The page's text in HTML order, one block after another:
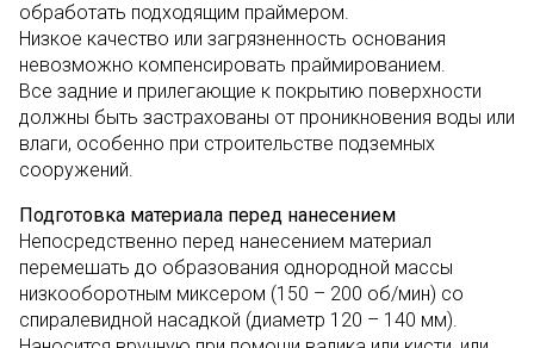
обработать подходящим праймером.
Низкое качество или загрязненность основания
невозможно компенсировать праймированием.
Все задние и прилегающие к покрытию поверхности
должны быть застрахованы от проникновения воды или
влаги, особенно при строительстве подземных
сооружений.
Подготовка материала перед нанесением
Непосредственно перед нанесением материал
перемешать до образования однородной массы
низкооборотным миксером (150 – 200 об/мин) со
спиралевидной насадкой (диаметр 120 – 140 мм).